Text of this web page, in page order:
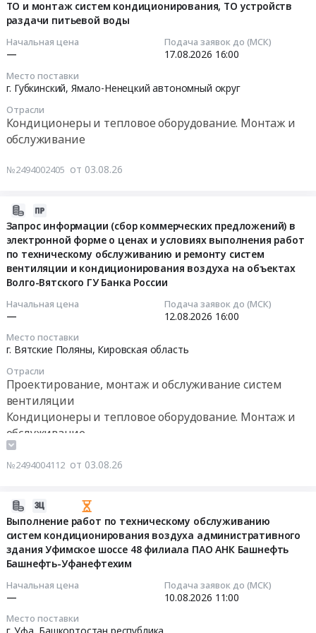
комплексное техническое обслуживание зданий
ТО и монтаж систем кондиционирования, ТО устройств
раздачи питьевой воды
Начальная цена
—
Подача заявок до (МСК)
17.08.2026 16:00
Место поставки
г. Губкинский, Ямало-Ненецкий автономный округ
Отрасли
Кондиционеры и тепловое оборудование. Монтаж и
обслуживание
№2494002405 от 03.08.26
Запрос информации (сбор коммерческих предложений) в
электронной форме о ценах и условиях выполнения работ
по техническому обслуживанию и ремонту систем
вентиляции и кондиционирования воздуха на объектах
Волго-Вятского ГУ Банка России
Начальная цена
—
Подача заявок до (МСК)
12.08.2026 16:00
Место поставки
г. Вятские Поляны, Кировская область
Отрасли
Проектирование, монтаж и обслуживание систем
вентиляции
Кондиционеры и тепловое оборудование. Монтаж и
обслуживание
№2494004112 от 03.08.26
Выполнение работ по техническому обслуживанию
систем кондиционирования воздуха административного
здания Уфимское шоссе 48 филиала ПАО АНК Башнефть
Башнефть-Уфанефтехим
Начальная цена
—
Подача заявок до (МСК)
10.08.2026 11:00
Место поставки